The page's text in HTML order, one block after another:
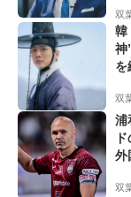
双
韓
神
を
双
浦
外
双